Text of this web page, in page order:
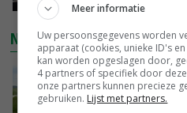
NIEUWSTE VIDEO'S
POAH!: John
VANDAAG, 10:00
Meer informatie
Uw persoonsgegevens worden
apparaat (cookies, unieke ID's
kan worden opgeslagen door,
4 partners of specifiek door
onze partners kunnen precieze
gebruiken. Lijst met partners.